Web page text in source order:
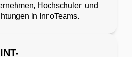
Hochschulen und
in InnoTeams.